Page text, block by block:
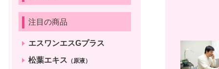
注目の商品
エスワンエスGプラス
松葉エキス （原液）